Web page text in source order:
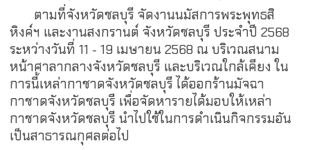
ตามที่จังหวัดชลบุรี จัดงานนมัสการพระพุทธสิ
หิงค์ฯ และงานสงกรานต์ จังหวัดชลบุรี ประจำปี 2568
ระหว่างวันที่ 11 - 19 เมษายน 2568 ณ บริเวณสนาม
หน้าศาลากลางจังหวัดชลบุรี และบริเวณใกล้เคียง ใน
การนี้เหล่ากาชาดจังหวัดชลบุรี ได้ออกร้านมัจฉา
กาชาดจังหวัดชลบุรี เพื่อจัดหารายได้มอบให้เหล่า
กาชาดจังหวัดชลบุรี นำไปใช้ในการดำเนินกิจกรรมอัน
เป็นสาธารณกุศลต่อไป